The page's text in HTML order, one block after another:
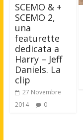
SCEMO & +
SCEMO 2,
una
featurette
dedicata a
Harry – Jeff
Daniels. La
clip
27 Novembre
2014
0